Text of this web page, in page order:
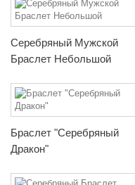
Серебряный Мужской
Браслет Небольшой
Браслет "Серебряный
Дракон"